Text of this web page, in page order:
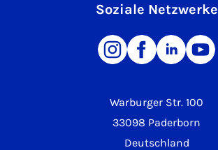
Warburger Str. 100
33098 Paderborn
Deutschland
Soziale Netzwerke